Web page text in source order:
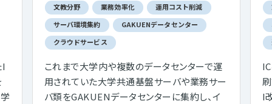
文教分野 業務効率化
運用コスト削減
サーバ環境集約
GAKUENデータセンター
クラウドサービス
これまで大学内や複数のデータセンターで運
用されていた大学共通基盤サーバや業務サー
バ類をGAKUENデータセンターに集約し、イ
I